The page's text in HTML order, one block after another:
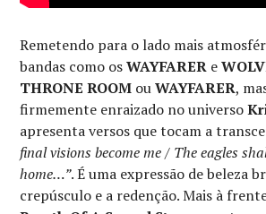
Remetendo para o lado mais
bandas como osWAYFARER e
THRONE ROOM ouWAYFARER,
firmemente enraizado no universo
apresenta versos que tocam a
final visions become me / The eagles
home…”. É uma expressão de beleza
crepúsculo e a redenção. Mais à